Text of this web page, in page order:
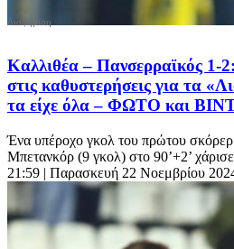
Καλλιθέα – Πανσερραϊκός 1-
στις καθυστερήσεις για τα
τα είχε όλα – ΦΩΤΟ και
Ένα υπέροχο γκολ του πρώτου
Μπετανκόρ (9 γκολ) στο 90’+2’
21:59 | Παρασκευή 22 Νοεμβρίου